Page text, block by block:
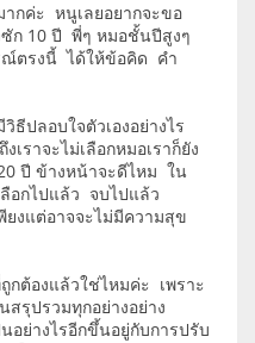
กค่ะ หนูเลยอยากจะขอ
ก 10 ปี พี่ๆ หมอชั้นปีสูงๆ
ตรงนี้ ได้ให้ข้อคิด คำ
ธีปลอบใจตัวเองอย่างไร
เราจะไม่เลือกหมอเราก็ยัง
ปี ข้างหน้าจะดีไหม ใน
อกไปแล้ว จบไปแล้ว
งแต่อาจจะไม่มีความสุข
กต้องแล้วใช่ไหมค่ะ เพราะ
รุปรวมทุกอย่างอย่าง
ย่างไรอีกขึ้นอยู่กับการปรับ